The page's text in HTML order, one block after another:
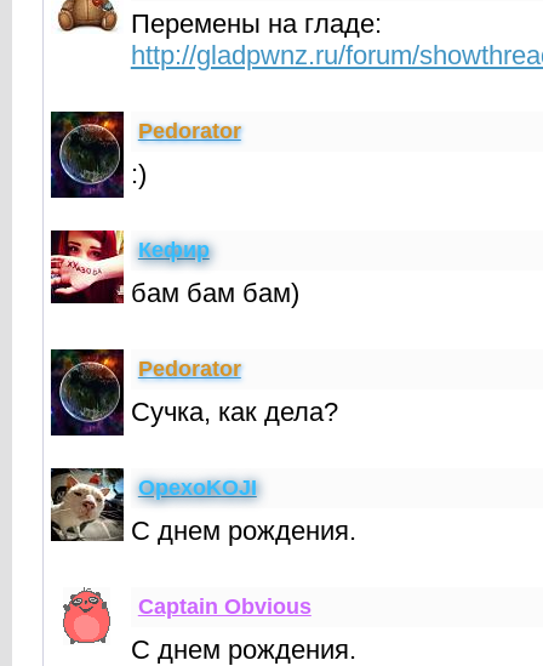
Перемены на гладе:
http://gladpwnz.ru/forum/
Реdorator
:)
Кефир
бам бам бам)
Реdorator
Cучка, как дела?
OpexoKOJI
С днем рождения.
Captain Obvious
С днем рождения.